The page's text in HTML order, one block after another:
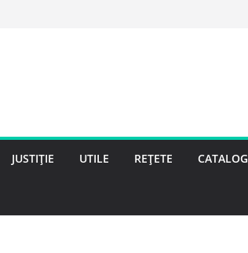
JUSTIȚIE UTILE REȚETE CATALOG